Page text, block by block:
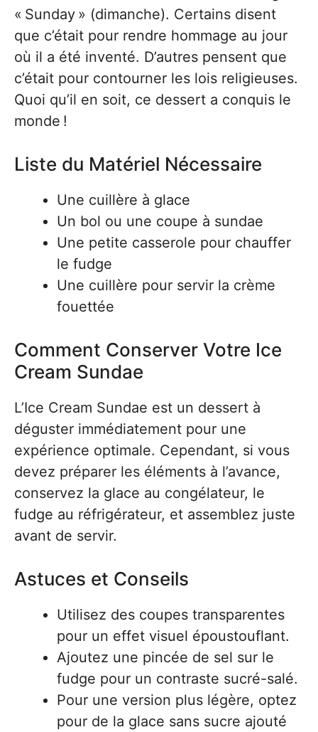
« Sunday » (dimanche). Certains disent
que c’était pour rendre hommage au jour
où il a été inventé. D’autres pensent que
c’était pour contourner les lois religieuses.
Quoi qu’il en soit, ce dessert a conquis le
monde !
Liste du Matériel Nécessaire
Une cuillère à glace
Un bol ou une coupe à sundae
Une petite casserole pour chauffer
le fudge
Une cuillère pour servir la crème
fouettée
Comment Conserver Votre Ice
Cream Sundae
L’Ice Cream Sundae est un dessert à
déguster immédiatement pour une
expérience optimale. Cependant, si vous
devez préparer les éléments à l’avance,
conservez la glace au congélateur, le
fudge au réfrigérateur, et assemblez juste
avant de servir.
Astuces et Conseils
Utilisez des coupes transparentes
pour un effet visuel époustouflant.
Ajoutez une pincée de sel sur le
fudge pour un contraste sucré-salé.
Pour une version plus légère, optez
pour de la glace sans sucre ajouté